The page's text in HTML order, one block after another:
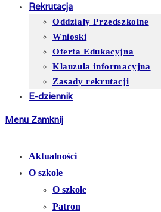
Rekrutacja
Oddziały Przedszkolne
Wnioski
Oferta Edukacyjna
Klauzula informacyjna
Zasady rekrutacji
E-dziennik
Menu Zamknij
Aktualności
O szkole
O szkole
Patron